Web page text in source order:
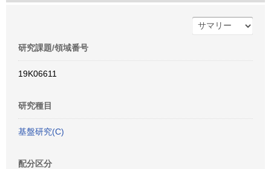
研究課題/領域番号
19K06611
研究種目
基盤研究(C)
配分区分